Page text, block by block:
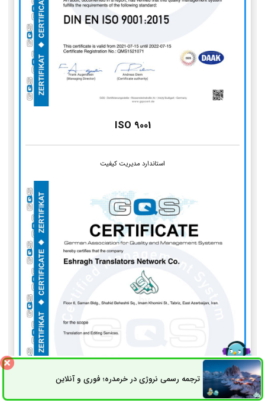
ISO 9001
استاندارد مدیریت کیفیت
ترجمه رسمی نروژی در خرمدره؛ فوری و آنلاینثبت سفارش راه های ارتباطی